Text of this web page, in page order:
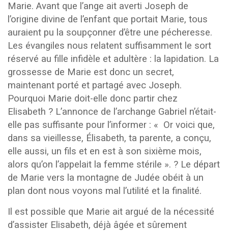
Marie. Avant que l’ange ait averti Joseph de
l’origine divine de l’enfant que portait Marie, tous
auraient pu la soupçonner d’être une pécheresse.
Les évangiles nous relatent suffisamment le sort
réservé au fille infidèle et adultère : la lapidation. La
grossesse de Marie est donc un secret,
maintenant porté et partagé avec Joseph.
Pourquoi Marie doit-elle donc partir chez
Elisabeth ? L’annonce de l’archange Gabriel n’était-
elle pas suffisante pour l’informer : « Or voici que,
dans sa vieillesse, Élisabeth, ta parente, a conçu,
elle aussi, un fils et en est à son sixième mois,
alors qu’on l’appelait la femme stérile ». ? Le départ
de Marie vers la montagne de Judée obéit à un
plan dont nous voyons mal l’utilité et la finalité.
Il est possible que Marie ait argué de la nécessité
d’assister Elisabeth, déjà âgée et sûrement